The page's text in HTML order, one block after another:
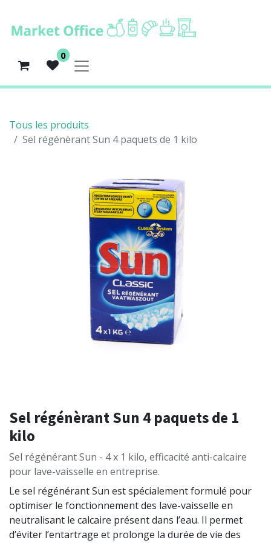
0
Tous les produits
Sel régénèrant Sun 4 paquets de 1 kilo
Sel régénèrant Sun 4 paquets de 1
kilo
Sel régénérant Sun - 4 x 1 kilo, efficacité anti-calcaire
pour lave-vaisselle en entreprise.
Le sel régénérant Sun est spécialement formulé pour
optimiser le fonctionnement des lave-vaisselle en
neutralisant le calcaire présent dans l’eau. Il permet
d’éviter l’entartrage et prolonge la durée de vie des